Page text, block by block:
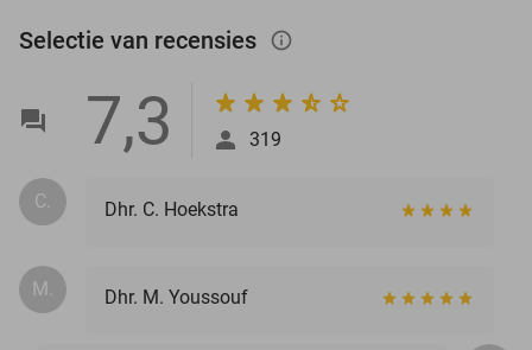
Selectie van recensies info_outlined
7,3 319
C. Dhr. C. Hoekstra
M. Dhr. M. Youssouf